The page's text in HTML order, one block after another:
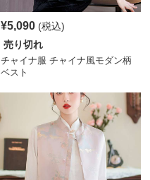
¥5,090 (税込)
売り切れ
チャイナ服 チャイナ風モダン柄
ベスト